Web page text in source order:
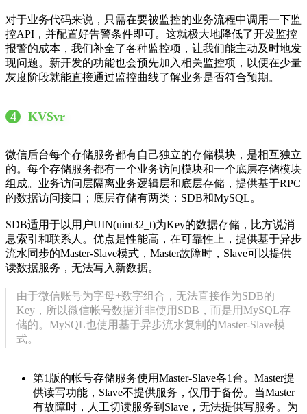
对于业务代码来说，只需在要被监控的业务流程中调用一下监
控API，并配置好告警条件即可。这就极大地降低了开发监控
报警的成本，我们补全了各种监控项，让我们能主动及时地发
现问题。新开发的功能也会预先加入相关监控项，以便在少量
灰度阶段就能直接通过监控曲线了解业务是否符合预期。
4 KVSvr
微信后台每个存储服务都有自己独立的存储模块，是相互独立
的。每个存储服务都有一个业务访问模块和一个底层存储模块
组成。业务访问层隔离业务逻辑层和底层存储，提供基于RPC
的数据访问接口；底层存储有两类：SDB和MySQL。
SDB适用于以用户UIN(uint32_t)为Key的数据存储，比方说消
息索引和联系人。优点是性能高，在可靠性上，提供基于异步
流水同步的Master-Slave模式，Master故障时，Slave可以提供
读数据服务，无法写入新数据。
由于微信账号为字母+数字组合，无法直接作为SDB的
Key，所以微信帐号数据并非使用SDB，而是用MySQL存
储的。MySQL也使用基于异步流水复制的Master-Slave模
式。
第1版的帐号存储服务使用Master-Slave各1台。Master提
供读写功能，Slave不提供服务，仅用于备份。当Master
有故障时，人工切读服务到Slave，无法提供写服务。为